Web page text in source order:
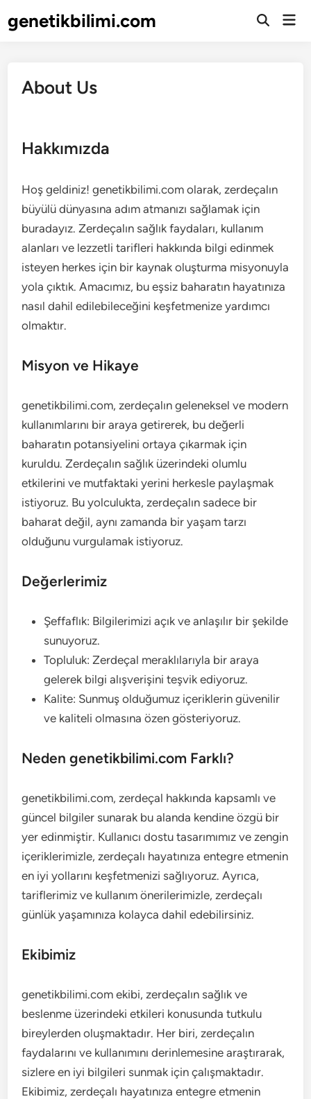
togenetikbilimi.com
Open
About Us
Hakkımızda
Hoş geldiniz! genetikbilimi.com olarak, zerdeçalın
büyülü dünyasına adım atmanızı sağlamak için
buradayız. Zerdeçalın sağlık faydaları, kullanım
alanları ve lezzetli tarifleri hakkında bilgi edinmek
isteyen herkes için bir kaynak oluşturma misyonuyla
yola çıktık. Amacımız, bu eşsiz baharatın hayatınıza
nasıl dahil edilebileceğini keşfetmenize yardımcı
olmaktır.
Misyon ve Hikaye
genetikbilimi.com, zerdeçalın geleneksel ve modern
kullanımlarını bir araya getirerek, bu değerli
baharatın potansiyelini ortaya çıkarmak için
kuruldu. Zerdeçalın sağlık üzerindeki olumlu
etkilerini ve mutfaktaki yerini herkesle paylaşmak
istiyoruz. Bu yolculukta, zerdeçalın sadece bir
baharat değil, aynı zamanda bir yaşam tarzı
olduğunu vurgulamak istiyoruz.
Değerlerimiz
Şeffaflık: Bilgilerimizi açık ve anlaşılır bir şekilde
sunuyoruz.
Topluluk: Zerdeçal meraklılarıyla bir araya
gelerek bilgi alışverişini teşvik ediyoruz.
Kalite: Sunmuş olduğumuz içeriklerin güvenilir
ve kaliteli olmasına özen gösteriyoruz.
Neden genetikbilimi.com Farklı?
genetikbilimi.com, zerdeçal hakkında kapsamlı ve
güncel bilgiler sunarak bu alanda kendine özgü bir
yer edinmiştir. Kullanıcı dostu tasarımımız ve zengin
içeriklerimizle, zerdeçalı hayatınıza entegre etmenin
en iyi yollarını keşfetmenizi sağlıyoruz. Ayrıca,
tariflerimiz ve kullanım önerilerimizle, zerdeçalı
günlük yaşamınıza kolayca dahil edebilirsiniz.
Ekibimiz
genetikbilimi.com ekibi, zerdeçalın sağlık ve
beslenme üzerindeki etkileri konusunda tutkulu
bireylerden oluşmaktadır. Her biri, zerdeçalın
faydalarını ve kullanımını derinlemesine araştırarak,
sizlere en iyi bilgileri sunmak için çalışmaktadır.
Ekibimiz, zerdeçalı hayatınıza entegre etmenin